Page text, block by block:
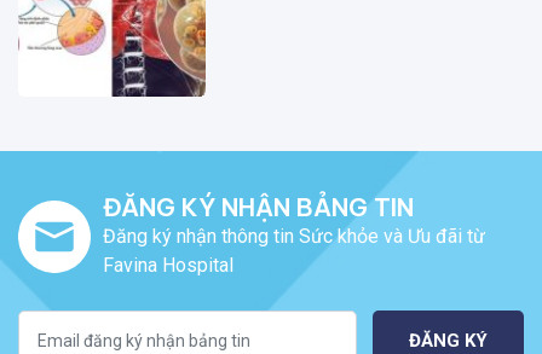
ĐĂNG KÝ NHẬN BẢNG TIN
Đăng ký nhận thông tin Sức khỏe và Ưu đãi từ
Favina Hospital
ĐĂNG KÝ